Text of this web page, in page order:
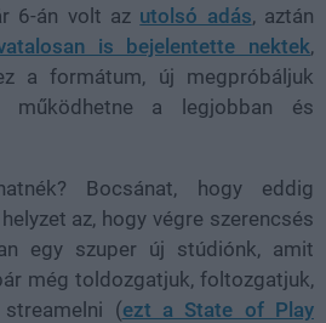
6-án volt az utolsó adás, aztán
is bejelentette nektek,
a formátum, új megpróbáljuk
működhetne a legjobban és
Bocsánat, hogy eddig
az, hogy végre szerencsés
egy szuper új stúdiónk, amit
még toldozgatjuk, foltozgatjuk,
streamelni (ezt a State of Play